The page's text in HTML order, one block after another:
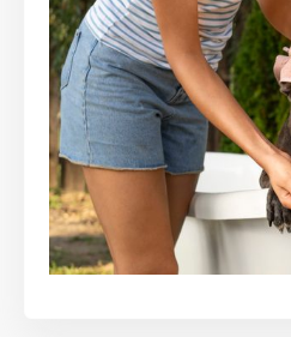
zur Illustration.
Das Produkt ist in
Kosmetik
Haustierbedarf
Haut und Fellpflege